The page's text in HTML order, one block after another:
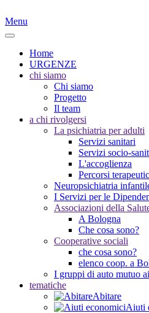
Menu
Home
URGENZE
chi siamo
Chi siamo
Progetto
Il team
a chi rivolgersi
La psichiatria per adulti
Servizi sanitari
Servizi socio-
L'accoglienza
Percorsi
Neuropsichiatria
I Servizi per le
Associazioni della
A Bologna
Che cosa sono?
Cooperative sociali
che cosa sono?
elenco coop. a
I gruppi di auto mutuo
tematiche
Abitare
Aiuti